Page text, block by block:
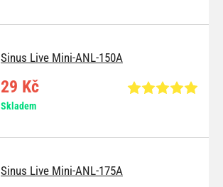
Sinus Live Mini-ANL-150A
29 Kč
Skladem
Sinus Live Mini-ANL-175A